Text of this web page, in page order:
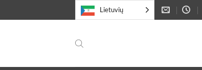
Lietuvių